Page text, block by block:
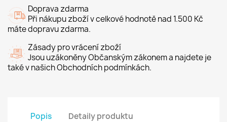
Doprava zdarma
Při nákupu zboží v celkové hodnotě nad 1.500 Kč
máte dopravu zdarma.
Zásady pro vrácení zboží
Jsou uzákoněny Občanským zákonem a najdete je
také v našich Obchodních podmínkách.
Popis Detaily produktu